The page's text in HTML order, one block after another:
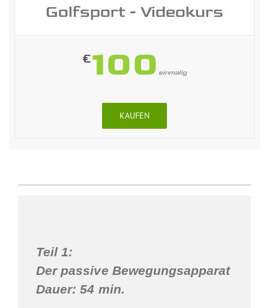
Golfsport - Videokurs
€100 einmalig
KAUFEN
Teil 1:
Der passive Bewegungsapparat
Dauer: 54 min.